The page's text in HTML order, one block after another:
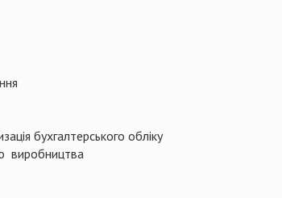
бухгалтерського обліку
виробництва